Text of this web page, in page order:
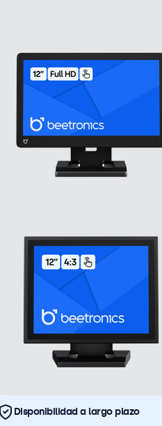
Disponibilidad a largo plazo